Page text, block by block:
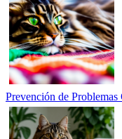
Prevención de